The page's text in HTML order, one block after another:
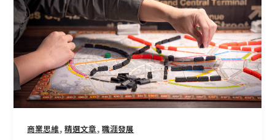
商業思維,精選文章,職涯發展
挑
選
好
公
司
–
後
互
聯